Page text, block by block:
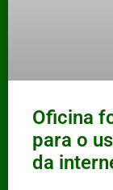
Oficina
para o
da